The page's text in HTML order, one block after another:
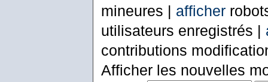
mineures | afficher
utilisateurs enregistrés |
contributions
Afficher les nouvelles